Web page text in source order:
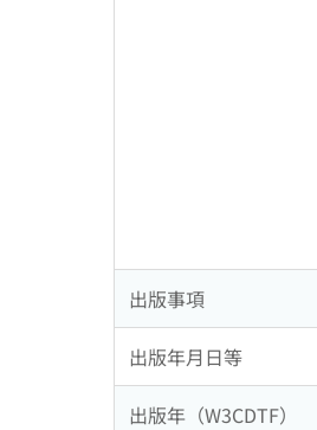
出版事項
出版年月日等
出版年（W3CDTF）